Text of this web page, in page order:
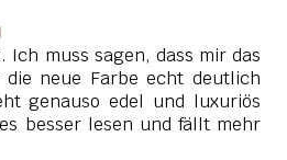
Ich muss sagen, dass mir das
neue Farbe echt deutlich
genauso edel und luxuriös
besser lesen und fällt mehr